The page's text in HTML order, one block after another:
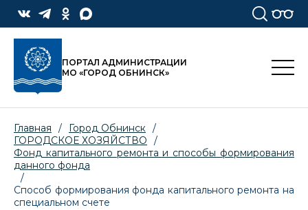
ПОРТАЛ АДМИНИСТРАЦИИ
МО «ГОРОД ОБНИНСК»
Главная / Город Обнинск /
ГОРОДСКОЕ ХОЗЯЙСТВО
/
Фонд капитального ремонта и способы формирования
данного фонда
/
Способ формирования фонда капитального ремонта на
специальном счете